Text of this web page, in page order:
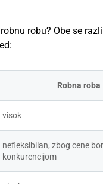
robu? Obe se
Robna roba
visok
nefleksibilan, zbog cene
konkurencijom